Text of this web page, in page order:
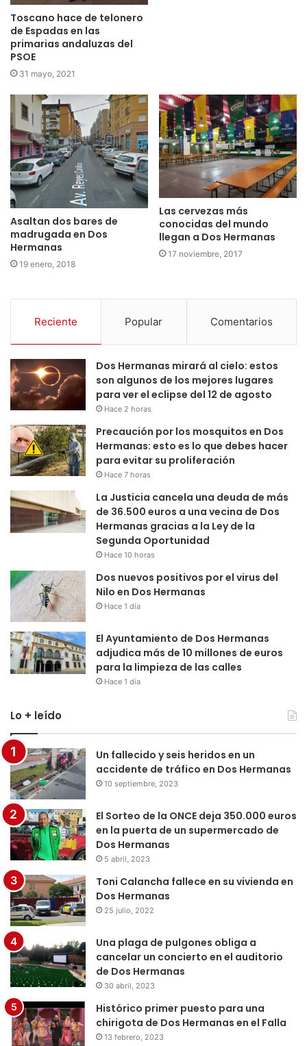
Toscano hace de telonero
de Espadas en las
primarias andaluzas del
PSOE
31 mayo, 2021
Asaltan dos bares de
madrugada en Dos
Hermanas
19 enero, 2018
Las cervezas más
conocidas del mundo
llegan a Dos Hermanas
17 noviembre, 2017
Reciente Popular Comentarios
Dos Hermanas mirará al cielo: estos
son algunos de los mejores lugares
para ver el eclipse del 12 de agosto
Hace 2 horas
Precaución por los mosquitos en Dos
Hermanas: esto es lo que debes hacer
para evitar su proliferación
Hace 7 horas
La Justicia cancela una deuda de más
de 36.500 euros a una vecina de Dos
Hermanas gracias a la Ley de la
Segunda Oportunidad
Hace 10 horas
Dos nuevos positivos por el virus del
Nilo en Dos Hermanas
Hace 1 día
El Ayuntamiento de Dos Hermanas
adjudica más de 10 millones de euros
para la limpieza de las calles
Hace 1 día
Lo + leído
Un fallecido y seis heridos en un
accidente de tráfico en Dos Hermanas
10 septiembre, 2023
El Sorteo de la ONCE deja 350.000 euros
en la puerta de un supermercado de
Dos Hermanas
5 abril, 2023
Toni Calancha fallece en su vivienda en
Dos Hermanas
25 julio, 2022
Una plaga de pulgones obliga a
cancelar un concierto en el auditorio
de Dos Hermanas
30 abril, 2023
Histórico primer puesto para una
chirigota de Dos Hermanas en el Falla
13 febrero, 2023